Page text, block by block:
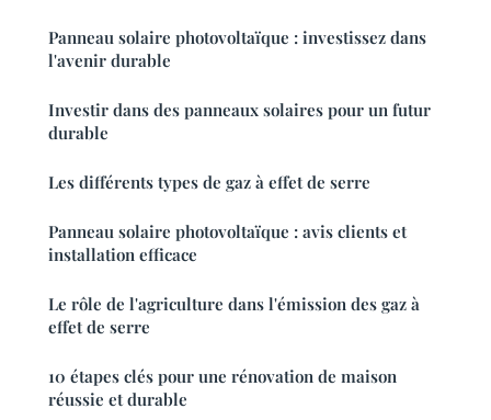
Panneau solaire photovoltaïque : investissez dans
l'avenir durable
Investir dans des panneaux solaires pour un futur
durable
Les différents types de gaz à effet de serre
Panneau solaire photovoltaïque : avis clients et
installation efficace
Le rôle de l'agriculture dans l'émission des gaz à
effet de serre
10 étapes clés pour une rénovation de maison
réussie et durable